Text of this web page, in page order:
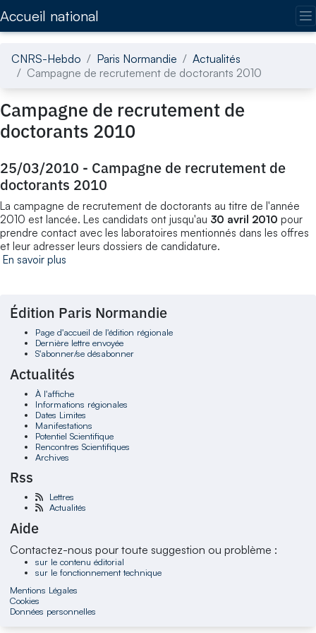
Accueil national
CNRS-Hebdo Paris Normandie
Actualités
Campagne de recrutement de doctorants 2010
Campagne de recrutement de
doctorants 2010
25/03/2010 - Campagne de recrutement de
doctorants 2010
La campagne de recrutement de doctorants au titre de l'année
2010 est lancée. Les candidats ont jusqu'au 30 avril 2010 pour
prendre contact avec les laboratoires mentionnés dans les offres
et leur adresser leurs dossiers de candidature.
En savoir plus
Édition Paris Normandie
Page d'accueil de l'édition régionale
Dernière lettre envoyée
S'abonner/se désabonner
Actualités
À l'affiche
Informations régionales
Dates Limites
Manifestations
Potentiel Scientifique
Rencontres Scientifiques
Archives
Rss
Lettres
Actualités
Aide
Contactez-nous pour toute suggestion ou problème :
sur le contenu éditorial
sur le fonctionnement technique
Mentions Légales
Cookies
Données personnelles